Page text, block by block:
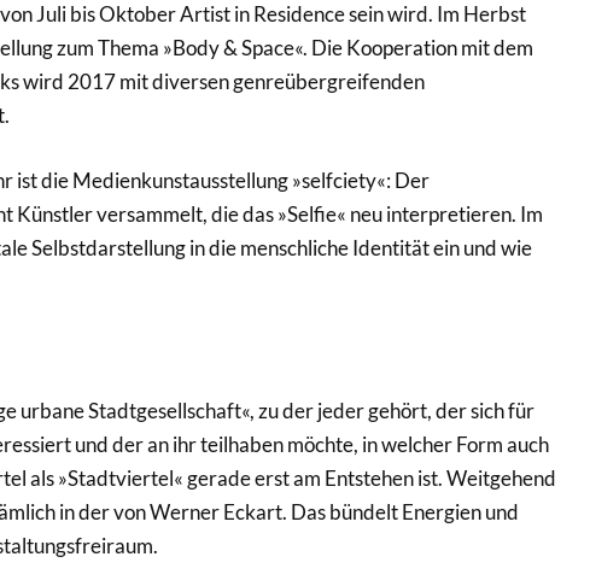
Juli bis Oktober Artist in Residence sein wird. Im Herbst
zum Thema »Body & Space«. Die Kooperation mit dem
wird 2017 mit diversen genreübergreifenden
ist die Medienkunstausstellung »selfciety«: Der
Künstler versammelt, die das »Selfie« neu interpretieren. Im
Selbstdarstellung in die menschliche Identität ein und wie
urbane Stadtgesellschaft«, zu der jeder gehört, der sich für
und der an ihr teilhaben möchte, in welcher Form auch
als »Stadtviertel« gerade erst am Entstehen ist. Weitgehend
in der von Werner Eckart. Das bündelt Energien und